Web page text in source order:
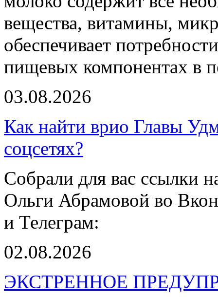
вещества, витамины,
обеспечивает
пищевых компонентах в
03.08.2026
Как найти врио Главы
соцсетях?
Собрали для вас ссылки
Ольги Абрамовой во
и Телеграм:
02.08.2026
ЭКСТРЕННОЕ